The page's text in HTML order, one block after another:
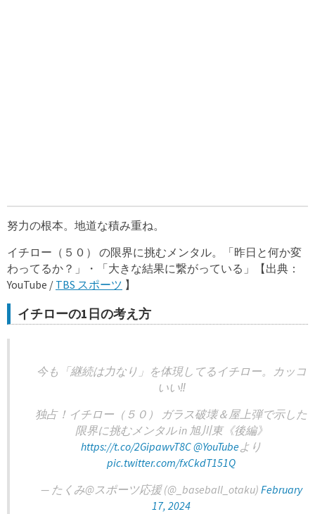
努力の根本。地道な積み重ね。
イチロー（５０） の限界に挑むメンタル。「昨日と何か変
わってるか？」・「大きな結果に繋がっている」【出典：
YouTube / TBS スポーツ 】
イチローの1日の考え方
今も「継続は力なり」を体現してるイチロー。カッコ
いい‼️
独占！イチロー（５０） ガラス破壊＆屋上弾で示した
限界に挑むメンタル in 旭川東《後編》
https://t.co/2GipawvT8C@YouTubeより
pic.twitter.com/fxCkdT151Q
— たくみ@スポーツ応援 (@_baseball_otaku) February
17, 2024